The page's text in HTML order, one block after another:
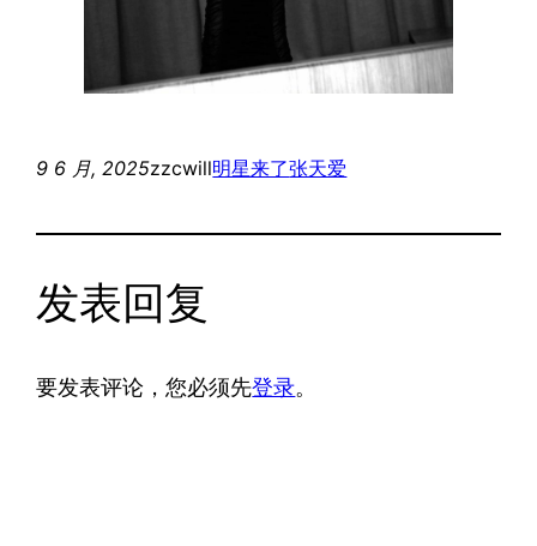
9 6 月, 2025zzcwill明星来了张天爱
发表回复
要发表评论，您必须先登录。